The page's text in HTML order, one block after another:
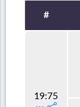
#
19:75